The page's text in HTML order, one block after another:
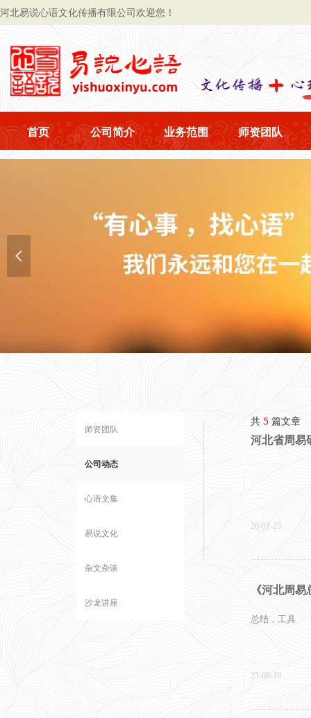
河北易说心语文化传播有限公司欢迎您！
首页 公司简介 业务范围 师资团队
넳
共 5 篇文章
河北省周易
26-01-25
《河北周
总结，工具
25-08-19
师资团队
公司动态
心语文集
易说文化
杂文杂谈
沙龙讲座